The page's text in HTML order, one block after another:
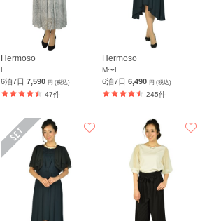
Hermoso
L
6泊7日7,590円 (税込)
47件
Hermoso
M〜L
6泊7日6,490円 (税込)
245件